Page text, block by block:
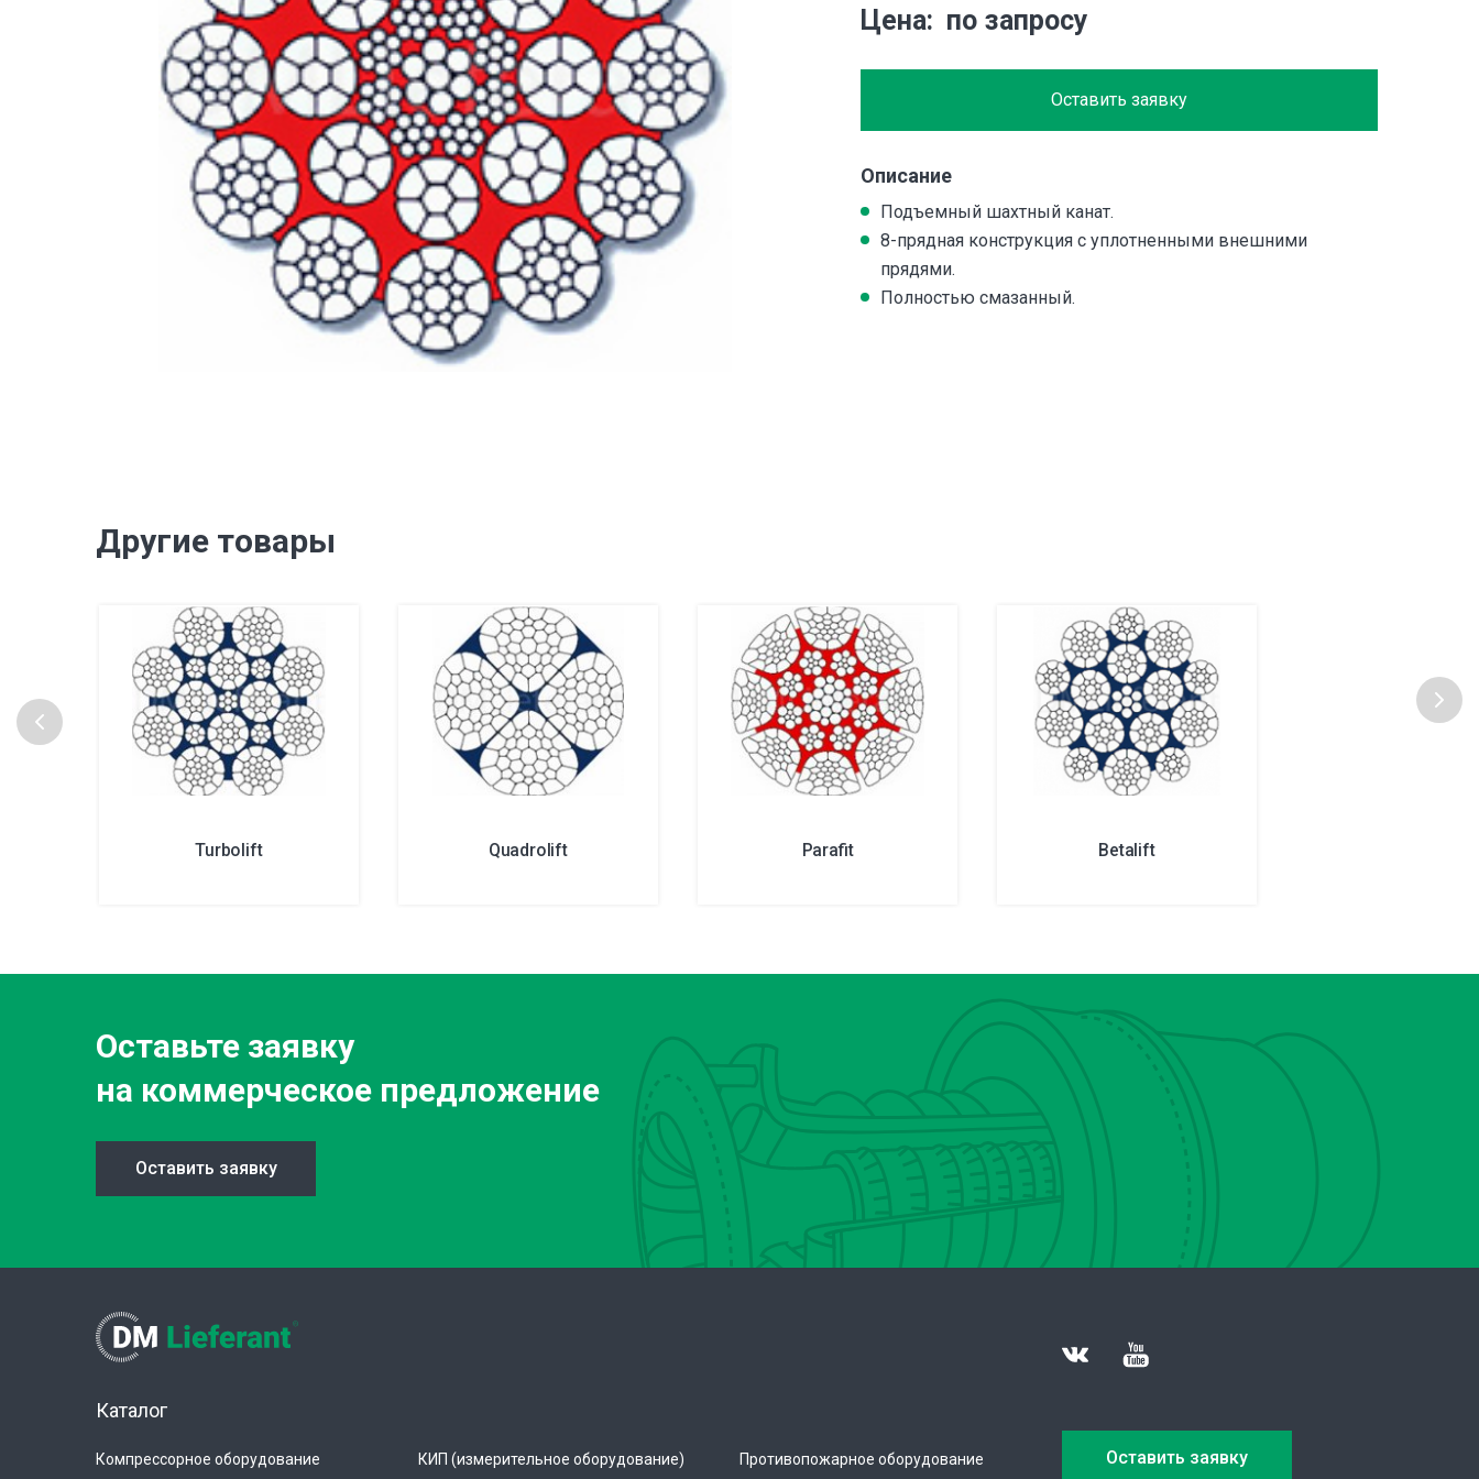
Цена по запросу
Оставить заявку
Описание
Подъемный шахтный канат.
8-прядная конструкция с уплотненными внешними
прядями.
Полностью смазанный.
Другие товары
Turbolift Quadrolift Parafit Betalift
Оставьте заявку
на коммерческое предложение
Оставить заявку
Каталог
Компрессорное оборудование КИП (измерительное оборудование) Противопожарное оборудование Оставить заявку